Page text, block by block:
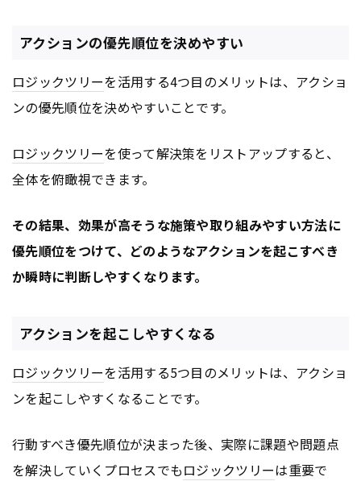
アクションの優先順位を決めやすい
ロジックツリーを活用する4つ目のメリットは、アクショ
ンの優先順位を決めやすいことです。
ロジックツリーを使って解決策をリストアップすると、
全体を俯瞰視できます。
その結果、効果が高そうな施策や取り組みやすい方法に
優先順位をつけて、どのようなアクションを起こすべき
か瞬時に判断しやすくなります。
アクションを起こしやすくなる
ロジックツリーを活用する5つ目のメリットは、アクショ
ンを起こしやすくなることです。
行動すべき優先順位が決まった後、実際に課題や問題点
を解決していくプロセスでもロジックツリーは重要で